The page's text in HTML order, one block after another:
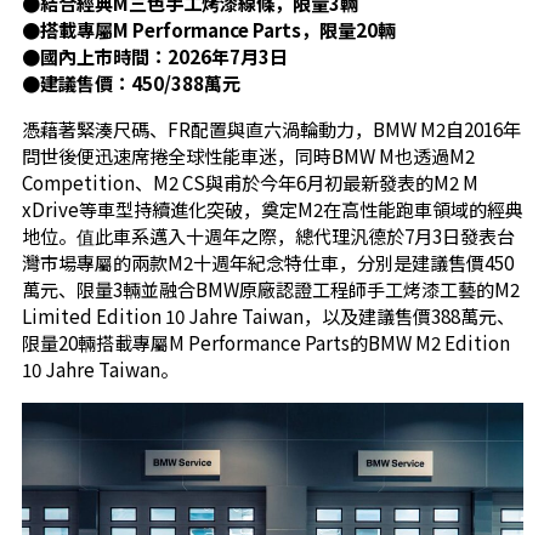
●搭載專屬M Performance Parts，限量20輛
●國內上市時間：2026年7月3日
●建議售價：450/388萬元
憑藉著緊湊尺碼、FR配置與直六渦輪動力，BMW M2自2016年
問世後便迅速席捲全球性能車迷，同時BMW M也透過M2
Competition、M2 CS與甫於今年6月初最新發表的M2 M
xDrive等車型持續進化突破，奠定M2在高性能跑車領域的經典
地位。值此車系邁入十週年之際，總代理汎德於7月3日發表台
灣市場專屬的兩款M2十週年紀念特仕車，分別是建議售價450
萬元、限量3輛並融合BMW原廠認證工程師手工烤漆工藝的M2
Limited Edition 10 Jahre Taiwan，以及建議售價388萬元、
限量20輛搭載專屬M Performance Parts的BMW M2 Edition
10 Jahre Taiwan。